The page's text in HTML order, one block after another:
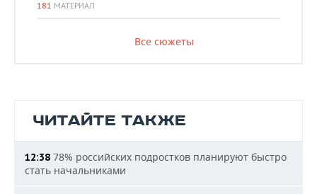
181 МАТЕРИАЛ
Все сюжеты
ЧИТАЙТЕ ТАКЖЕ
12:38 78% российских подростков планируют быстро
стать начальниками